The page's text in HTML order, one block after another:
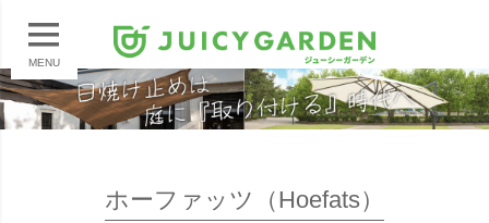
MENU
ホーファッツ（Hoefats）